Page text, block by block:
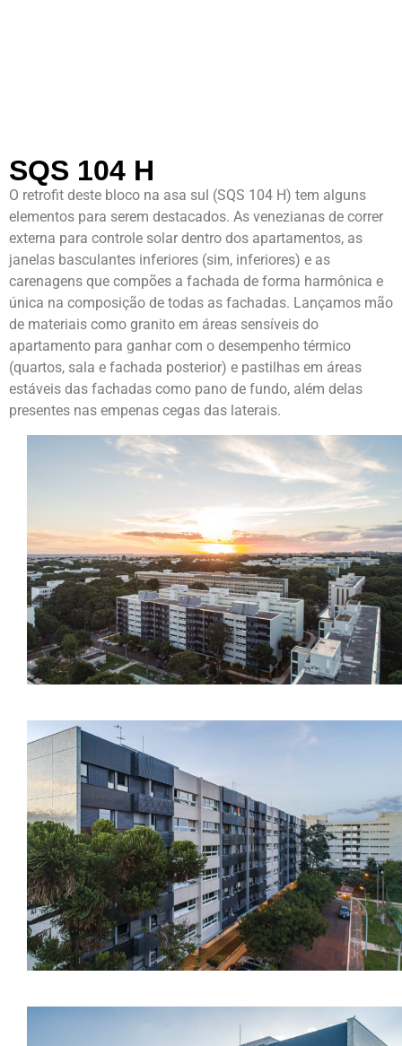
SQS 104 H
O retrofit deste bloco na asa sul (SQS 104 H) tem alguns
elementos para serem destacados. As venezianas de correr
externa para controle solar dentro dos apartamentos, as
janelas basculantes inferiores (sim, inferiores) e as
carenagens que compões a fachada de forma harmônica e
única na composição de todas as fachadas. Lançamos mão
de materiais como granito em áreas sensíveis do
apartamento para ganhar com o desempenho térmico
(quartos, sala e fachada posterior) e pastilhas em áreas
estáveis das fachadas como pano de fundo, além delas
presentes nas empenas cegas das laterais.